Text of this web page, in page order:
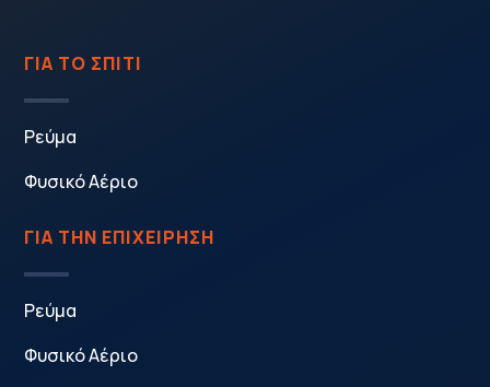
ΓΙΑ ΤΟ ΣΠΙΤΙ
Ρεύμα
Φυσικό Αέριο
ΓΙΑ ΤΗΝ ΕΠΙΧΕΙΡΗΣΗ
Ρεύμα
Φυσικό Αέριο